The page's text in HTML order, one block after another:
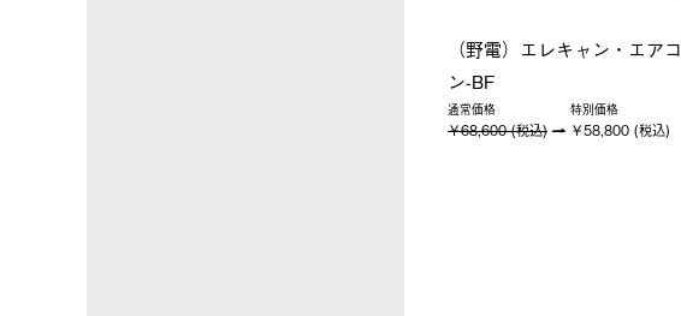
ソーラーブロック 風抜きQセ
ットタープ 250-BG
￥21,800 (税込)